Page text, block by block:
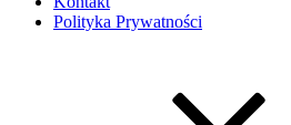
Polityka Prywatności